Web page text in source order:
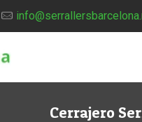
Cerrajero